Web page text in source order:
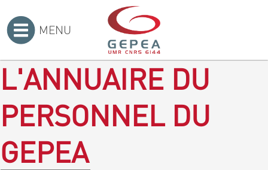
MENU
L'ANNUAIRE DU
PERSONNEL DU
GEPEA